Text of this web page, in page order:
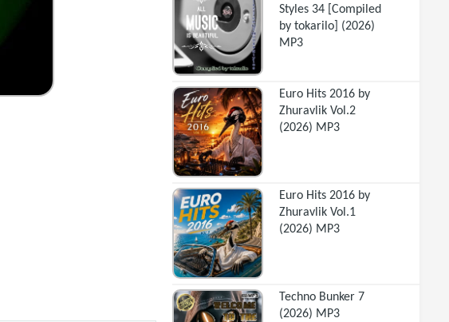
Styles 34 [Compiled
by tokarilo] (2026)
MP3
Euro Hits 2016 by
Zhuravlik Vol.2
(2026) MP3
Euro Hits 2016 by
Zhuravlik Vol.1
(2026) MP3
Techno Bunker 7
(2026) MP3